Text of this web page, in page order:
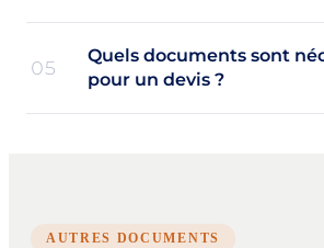
05
Quels documents sont
pour un devis ?
AUTRES DOCUMENTS